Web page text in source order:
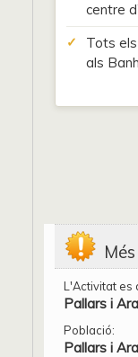
centre
Tots
als
L'Activitat es
Pallars i
Població:
Pallars i